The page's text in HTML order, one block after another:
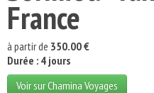
France
à partir de 350.00 €
Durée : 4 jours
Voir sur Chamina Voyages